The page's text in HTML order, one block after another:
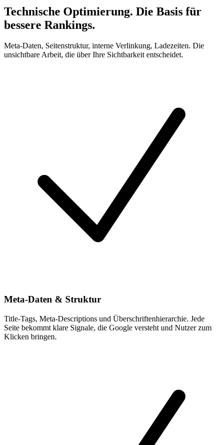
Technische Optimierung. Die Basis für
bessere Rankings.
Meta-Daten, Seitenstruktur, interne Verlinkung, Ladezeiten. Die
unsichtbare Arbeit, die über Ihre Sichtbarkeit entscheidet.
Meta-Daten & Struktur
Title-Tags, Meta-Descriptions und Überschriftenhierarchie. Jede
Seite bekommt klare Signale, die Google versteht und Nutzer zum
Klicken bringen.